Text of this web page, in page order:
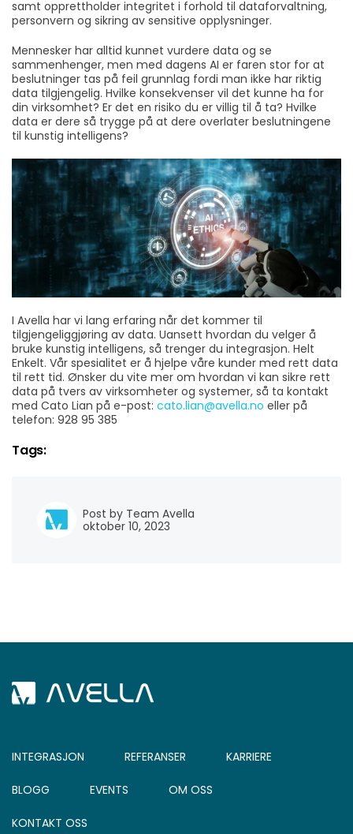
samt opprettholder integritet i forhold til dataforvaltning,
personvern og sikring av sensitive opplysninger.
Mennesker har alltid kunnet vurdere data og se
sammenhenger, men med dagens AI er faren stor for at
beslutninger tas på feil grunnlag fordi man ikke har riktig
data tilgjengelig. Hvilke konsekvenser vil det kunne ha for
din virksomhet? Er det en risiko du er villig til å ta? Hvilke
data er dere så trygge på at dere overlater beslutningene
til kunstig intelligens?
I Avella har vi lang erfaring når det kommer til
tilgjengeliggjøring av data. Uansett hvordan du velger å
bruke kunstig intelligens, så trenger du integrasjon. Helt
Enkelt. Vår spesialitet er å hjelpe våre kunder med rett data
til rett tid. Ønsker du vite mer om hvordan vi kan sikre rett
data på tvers av virksomheter og systemer, så ta kontakt
med Cato Lian på e-post: cato.lian@avella.no eller på
telefon: 928 95 385
Tags:
Post by Team Avella
oktober 10, 2023
INTEGRASJON REFERANSER KARRIERE
BLOGG EVENTS OM OSS
KONTAKT OSS